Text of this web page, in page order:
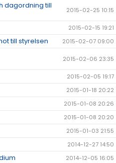
dagordning till
2015-02-25 10:15
2015-02-15 19:21
till styrelsen 2015-02-07 09:00
2015-02-06 23:35
2015-02-05 19:17
2015-01-18 20:22
2015-01-08 20:26
2015-01-08 20:20
2015-01-03 21:55
2014-12-27 14:50
2014-12-05 16:05